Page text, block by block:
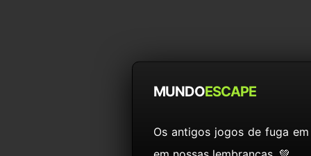
MUNDOESCAPE
Os antigos jogos de fuga